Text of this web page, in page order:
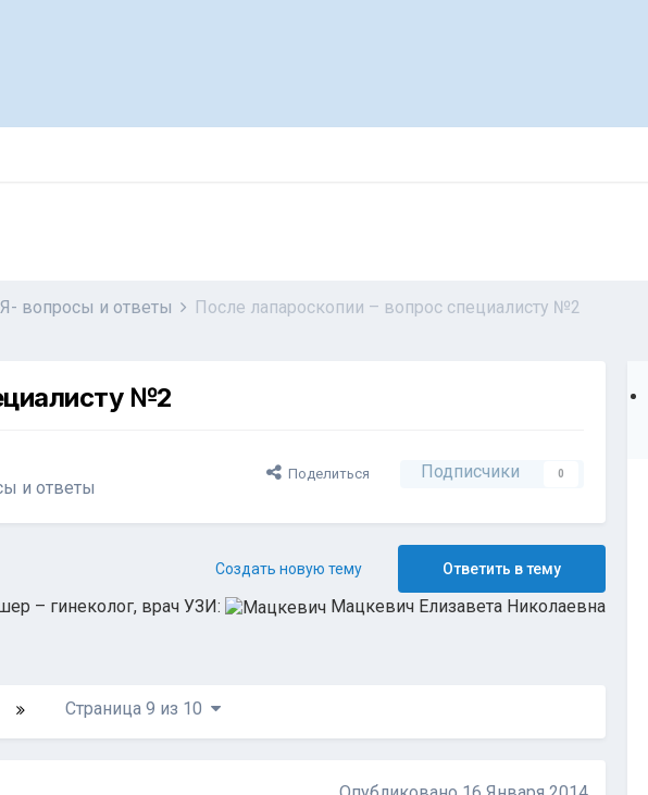
вопросы и ответы После лапароскопии – вопрос специалисту №2
№2
и ответы
Поделиться Подписчики 0
Ответить в тему
Создать новую тему
– гинеколог, врач УЗИ: Мацкевич Елизавета Николаевна
Страница 9 из 10